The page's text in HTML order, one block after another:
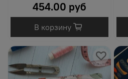
454.00 руб
В корзину